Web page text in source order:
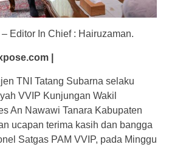
Editor In Chief : Hairuzaman.
|
TNI Tatang Subarna selaku
VVIP Kunjungan Wakil
An Nawawi Tanara Kabupaten
ucapan terima kasih dan bangga
Satgas PAM VVIP, pada Minggu